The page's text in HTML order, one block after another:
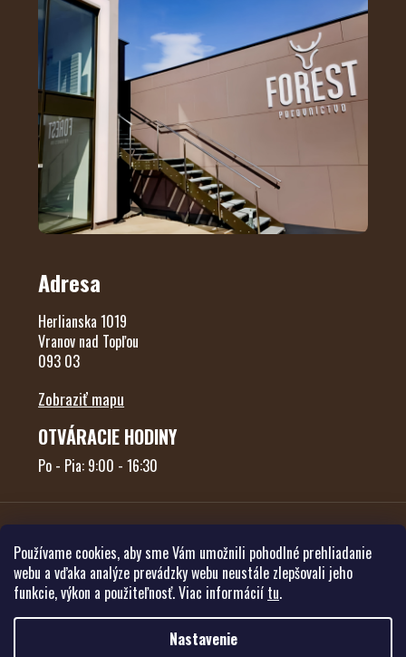
Používame cookies, aby sme Vám umožnili pohodlné prehliadanie
webu a vďaka analýze prevádzky webu neustále zlepšovali jeho
funkcie, výkon a použiteľnosť. Viac informácií tu.
Nastavenie
Adresa
Herlianska 1019
Vranov nad Topľou
093 03
Zobraziť mapu
OTVÁRACIE HODINY
Po - Pia: 9:00 - 16:30